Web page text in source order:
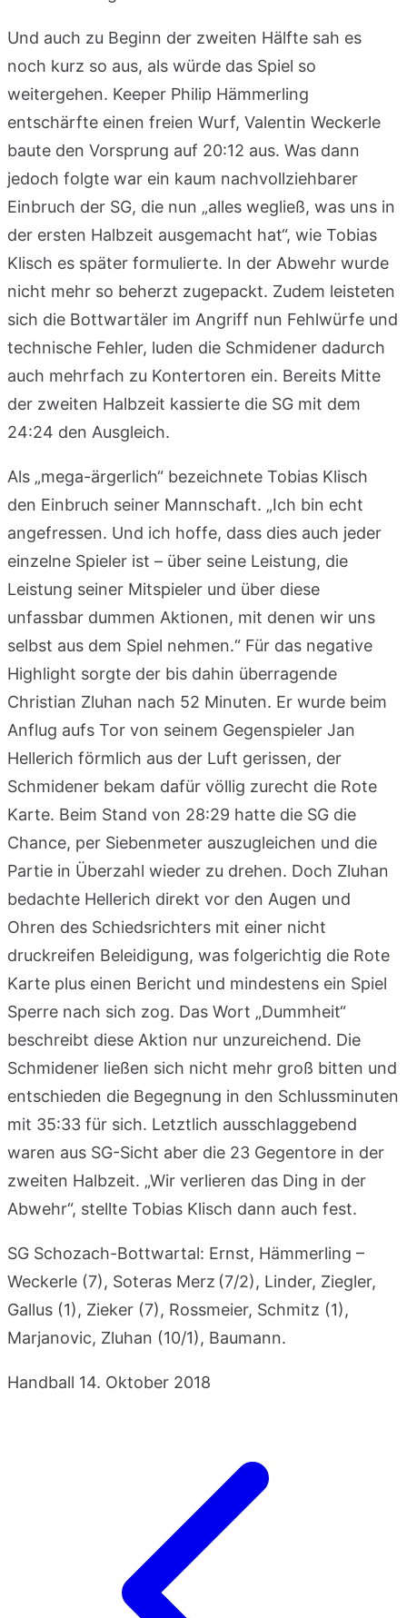
Und auch zu Beginn der zweiten Hälfte sah es
noch kurz so aus, als würde das Spiel so
weitergehen. Keeper Philip Hämmerling
entschärfte einen freien Wurf, Valentin Weckerle
baute den Vorsprung auf 20:12 aus. Was dann
jedoch folgte war ein kaum nachvollziehbarer
Einbruch der SG, die nun „alles wegließ, was uns in
der ersten Halbzeit ausgemacht hat“, wie Tobias
Klisch es später formulierte. In der Abwehr wurde
nicht mehr so beherzt zugepackt. Zudem leisteten
sich die Bottwartäler im Angriff nun Fehlwürfe und
technische Fehler, luden die Schmidener dadurch
auch mehrfach zu Kontertoren ein. Bereits Mitte
der zweiten Halbzeit kassierte die SG mit dem
24:24 den Ausgleich.
Als „mega-ärgerlich“ bezeichnete Tobias Klisch
den Einbruch seiner Mannschaft. „Ich bin echt
angefressen. Und ich hoffe, dass dies auch jeder
einzelne Spieler ist – über seine Leistung, die
Leistung seiner Mitspieler und über diese
unfassbar dummen Aktionen, mit denen wir uns
selbst aus dem Spiel nehmen.“ Für das negative
Highlight sorgte der bis dahin überragende
Christian Zluhan nach 52 Minuten. Er wurde beim
Anflug aufs Tor von seinem Gegenspieler Jan
Hellerich förmlich aus der Luft gerissen, der
Schmidener bekam dafür völlig zurecht die Rote
Karte. Beim Stand von 28:29 hatte die SG die
Chance, per Siebenmeter auszugleichen und die
Partie in Überzahl wieder zu drehen. Doch Zluhan
bedachte Hellerich direkt vor den Augen und
Ohren des Schiedsrichters mit einer nicht
druckreifen Beleidigung, was folgerichtig die Rote
Karte plus einen Bericht und mindestens ein Spiel
Sperre nach sich zog. Das Wort „Dummheit“
beschreibt diese Aktion nur unzureichend. Die
Schmidener ließen sich nicht mehr groß bitten und
entschieden die Begegnung in den Schlussminuten
mit 35:33 für sich. Letztlich ausschlaggebend
waren aus SG-Sicht aber die 23 Gegentore in der
zweiten Halbzeit. „Wir verlieren das Ding in der
Abwehr“, stellte Tobias Klisch dann auch fest.
SG Schozach-Bottwartal: Ernst, Hämmerling –
Weckerle (7), Soteras Merz (7/2), Linder, Ziegler,
Gallus (1), Zieker (7), Rossmeier, Schmitz (1),
Marjanovic, Zluhan (10/1), Baumann.
Handball 14. Oktober 2018